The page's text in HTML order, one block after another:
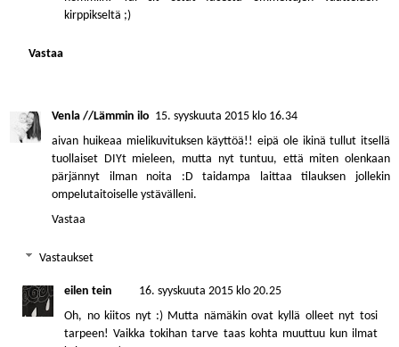
kirppikseltä ;)
Vastaa
Venla //Lämmin ilo 15. syyskuuta 2015 klo 16.34
aivan huikeaa mielikuvituksen käyttöä!! eipä ole ikinä tullut itsellä
tuollaiset DIYt mieleen, mutta nyt tuntuu, että miten olenkaan
pärjännyt ilman noita :D taidampa laittaa tilauksen jollekin
ompelutaitoiselle ystävälleni.
Vastaa
Vastaukset
eilen tein
16. syyskuuta 2015 klo 20.25
Oh, no kiitos nyt :) Mutta nämäkin ovat kyllä olleet nyt tosi
tarpeen! Vaikka tokihan tarve taas kohta muuttuu kun ilmat